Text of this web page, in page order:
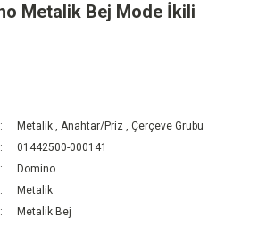
Metalik Bej Mode İkili
Metalik ,Anahtar/Priz ,Çerçeve Grubu
01442500-000141
Domino
Metalik
Metalik Bej